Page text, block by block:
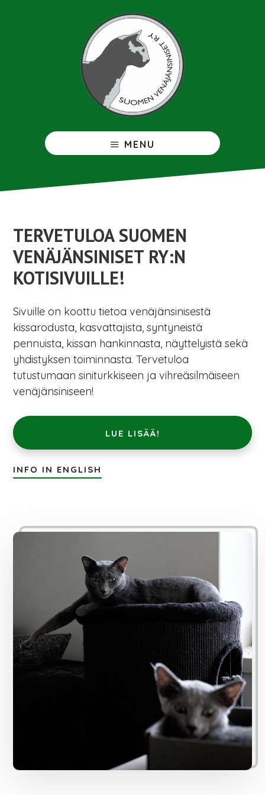
MENU
TERVETULOA SUOMEN
VENÄJÄNSINISET RY:N
KOTISIVUILLE!
Sivuille on koottu tietoa venäjänsinisestä
kissarodusta, kasvattajista, syntyneistä
pennuista, kissan hankinnasta, näyttelyistä sekä
yhdistyksen toiminnasta. Tervetuloa
tutustumaan siniturkkiseen ja vihreäsilmäiseen
venäjänsiniseen!
LUE LISÄÄ!
INFO IN ENGLISH